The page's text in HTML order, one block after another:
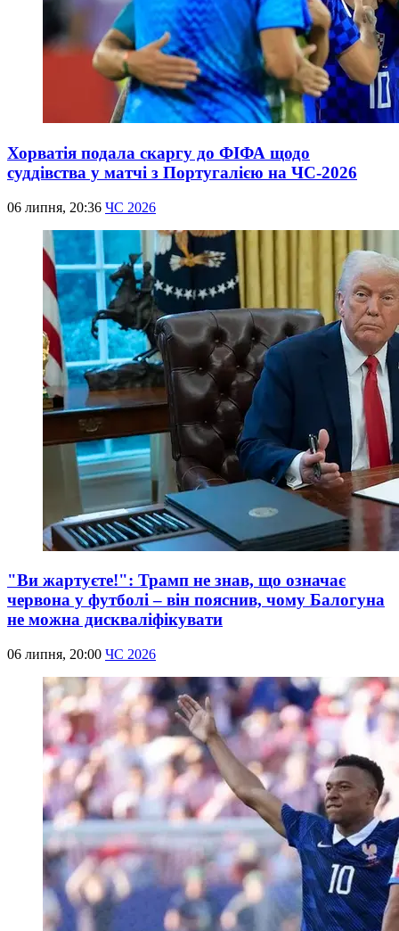
Хорватія подала скаргу до ФІФА щодо
суддівства у матчі з Португалією на ЧС-2026
06 липня, 20:36 ЧС 2026
"Ви жартуєте!": Трамп не знав, що означає
червона у футболі – він пояснив, чому Балогуна
не можна дискваліфікувати
06 липня, 20:00 ЧС 2026